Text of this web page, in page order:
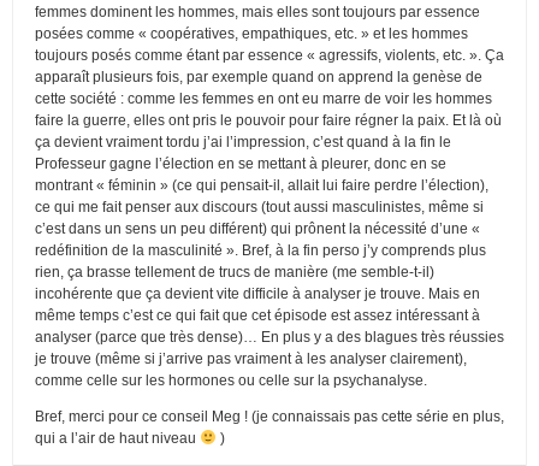
femmes dominent les hommes, mais elles sont toujours par essence
posées comme « coopératives, empathiques, etc. » et les hommes
toujours posés comme étant par essence « agressifs, violents, etc. ». Ça
apparaît plusieurs fois, par exemple quand on apprend la genèse de
cette société : comme les femmes en ont eu marre de voir les hommes
faire la guerre, elles ont pris le pouvoir pour faire régner la paix. Et là où
ça devient vraiment tordu j’ai l’impression, c’est quand à la fin le
Professeur gagne l’élection en se mettant à pleurer, donc en se
montrant « féminin » (ce qui pensait-il, allait lui faire perdre l’élection),
ce qui me fait penser aux discours (tout aussi masculinistes, même si
c’est dans un sens un peu différent) qui prônent la nécessité d’une «
redéfinition de la masculinité ». Bref, à la fin perso j’y comprends plus
rien, ça brasse tellement de trucs de manière (me semble-t-il)
incohérente que ça devient vite difficile à analyser je trouve. Mais en
même temps c’est ce qui fait que cet épisode est assez intéressant à
analyser (parce que très dense)… En plus y a des blagues très réussies
je trouve (même si j’arrive pas vraiment à les analyser clairement),
comme celle sur les hormones ou celle sur la psychanalyse.
Bref, merci pour ce conseil Meg ! (je connaissais pas cette série en plus,
qui a l’air de haut niveau
)